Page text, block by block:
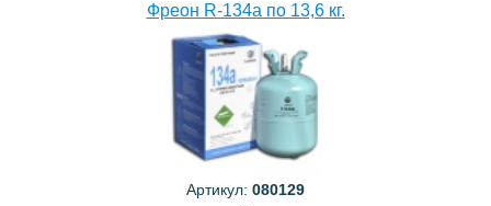
Фреон R-134a по 13,6 кг.
Артикул: 080129